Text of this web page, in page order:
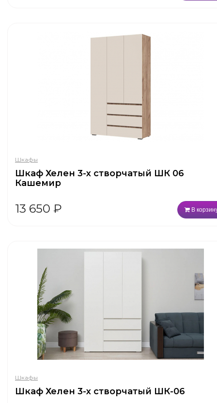
Шкафы
Шкаф Хелен 3-х створчатый ШК 06
Кашемир
13 650 ₽ В
Шкафы
Шкаф Хелен 3-х створчатый ШК-06